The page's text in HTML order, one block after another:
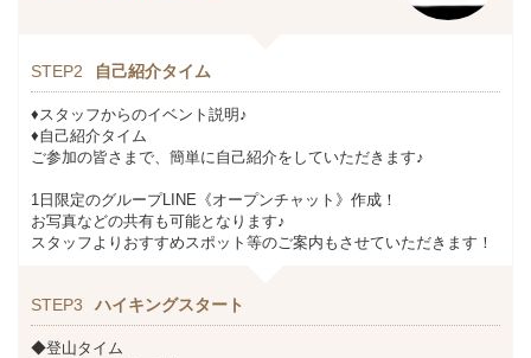
STEP2 自己紹介タイム
♦スタッフからのイベント説明♪
♦自己紹介タイム
ご参加の皆さまで、簡単に自己紹介をしていただきます♪
1日限定のグループLINE《オープンチャット》作成！
お写真などの共有も可能となります♪
スタッフよりおすすめスポット等のご案内もさせていただきます！
STEP3 ハイキングスタート
◆登山タイム